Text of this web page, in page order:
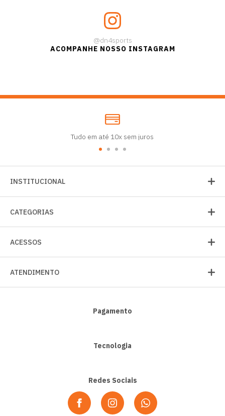
@dn4sports
ACOMPANHE NOSSO INSTAGRAM
Tudo em até 10x sem juros
INSTITUCIONAL
CATEGORIAS
ACESSOS
ATENDIMENTO
Pagamento
Tecnologia
Redes Sociais